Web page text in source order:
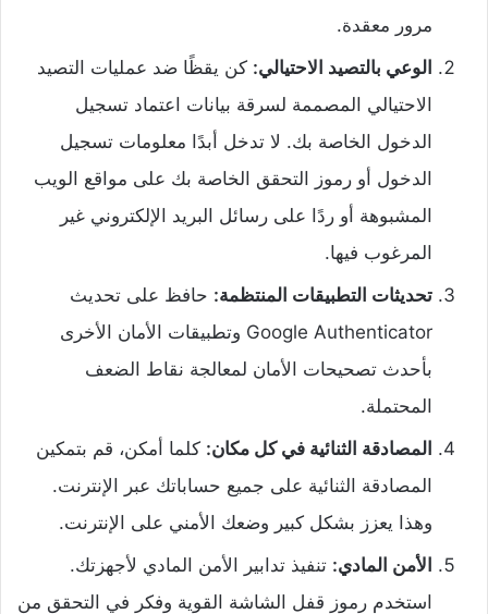
مرور معقدة.
الوعي بالتصيد الاحتيالي: كن يقظًا ضد عمليات التصيد
الاحتيالي المصممة لسرقة بيانات اعتماد تسجيل
الدخول الخاصة بك. لا تدخل أبدًا معلومات تسجيل
الدخول أو رموز التحقق الخاصة بك على مواقع الويب
المشبوهة أو ردًا على رسائل البريد الإلكتروني غير
المرغوب فيها.
تحديثات التطبيقات المنتظمة: حافظ على تحديث
Google Authenticator وتطبيقات الأمان الأخرى
بأحدث تصحيحات الأمان لمعالجة نقاط الضعف
المحتملة.
المصادقة الثنائية في كل مكان: كلما أمكن، قم بتمكين
المصادقة الثنائية على جميع حساباتك عبر الإنترنت.
وهذا يعزز بشكل كبير وضعك الأمني ​​على الإنترنت.
الأمن المادي: تنفيذ تدابير الأمن المادي لأجهزتك.
استخدم رموز قفل الشاشة القوية وفكر في التحقق من